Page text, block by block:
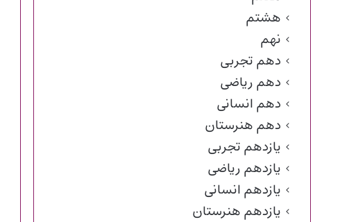
هشتم
نهم
دهم تجربی
دهم ریاضی
دهم انسانی
دهم هنرستان
یازدهم تجربی
یازدهم ریاضی
یازدهم انسانی
یازدهم هنرستان